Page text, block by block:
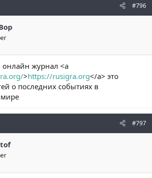
#796
журнал <a
>https://rusigra.org</a> это
о последних событиях в
#797